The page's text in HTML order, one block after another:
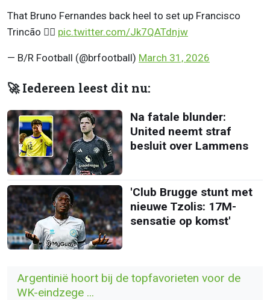
That Bruno Fernandes back heel to set up Francisco
Trincão 😮‍💨 pic.twitter.com/Jk7QATdnjw
— B/R Football (@brfootball) March 31, 2026
🚀 Iedereen leest dit nu:
Na fatale blunder:
United neemt straf
besluit over Lammens
'Club Brugge stunt met
nieuwe Tzolis: 17M-
sensatie op komst'
Argentinië hoort bij de topfavorieten voor de
WK-eindzege ...